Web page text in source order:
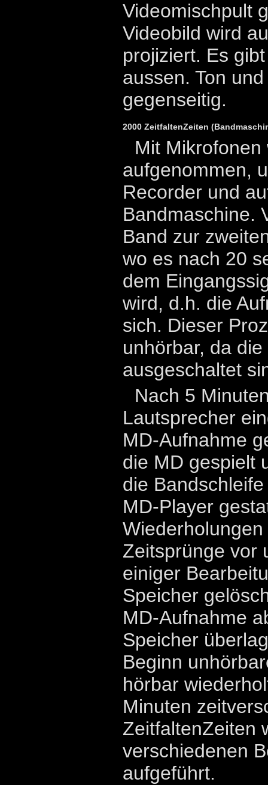
Videomischpult
Videobild wird
projiziert. Es
aussen. Ton
gegenseitig.
2000 ZeitfaltenZeiten
Mit
aufgenommen,
Recorder und
Bandmaschine.
Band zur
wo es nach 20
dem
wird, d.h. die
sich. Dieser
unhörbar, da
ausgeschaltet
Nach 5
Lautsprecher
MD-Aufnahme
die MD gespielt
die
MD-Player
Zeitsprünge vor
einiger
Speicher
MD-Aufnahme
Speicher
Beginn
hörbar
Minuten
ZeitfaltenZeiten
verschiedenen
aufgeführt.